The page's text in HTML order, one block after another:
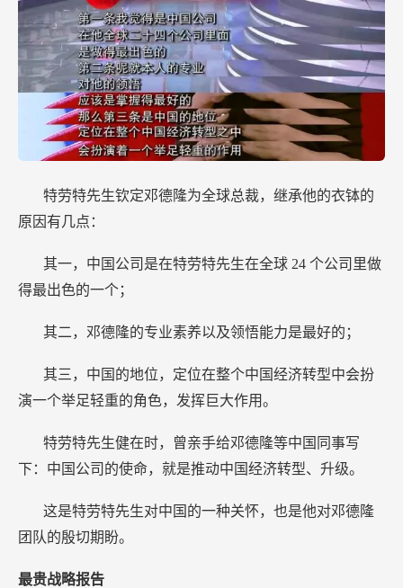
特劳特先生钦定邓德隆为全球总裁，继承他的衣钵的
原因有几点：
其一，中国公司是在特劳特先生在全球 24 个公司里做
得最出色的一个；
其二，邓德隆的专业素养以及领悟能力是最好的；
其三，中国的地位，定位在整个中国经济转型中会扮
演一个举足轻重的角色，发挥巨大作用。
特劳特先生健在时，曾亲手给邓德隆等中国同事写
下：中国公司的使命，就是推动中国经济转型、升级。
这是特劳特先生对中国的一种关怀，也是他对邓德隆
团队的殷切期盼。
最贵战略报告